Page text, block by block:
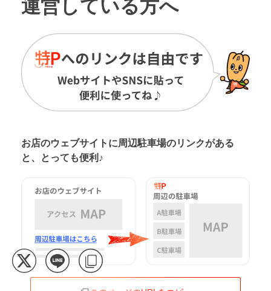
運営している方へ
お店のウェブサイトに周辺駐車場のリンクがある
と、とっても便利♪